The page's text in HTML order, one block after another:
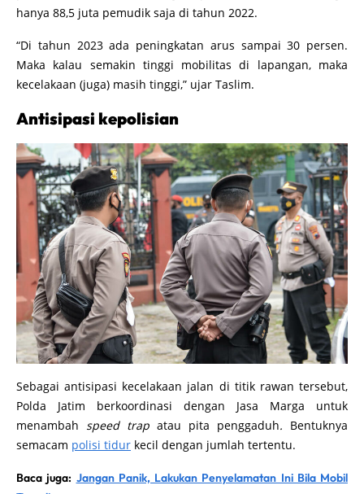
hanya 88,5 juta pemudik saja di tahun 2022.
“Di tahun 2023 ada peningkatan arus sampai 30 persen.
Maka kalau semakin tinggi mobilitas di lapangan, maka
kecelakaan (juga) masih tinggi,” ujar Taslim.
Antisipasi kepolisian
Sebagai antisipasi kecelakaan jalan di titik rawan tersebut,
Polda Jatim berkoordinasi dengan Jasa Marga untuk
menambah speed trap atau pita penggaduh. Bentuknya
semacam polisi tidur kecil dengan jumlah tertentu.
Baca juga: Jangan Panik, Lakukan Penyelamatan Ini Bila Mobil